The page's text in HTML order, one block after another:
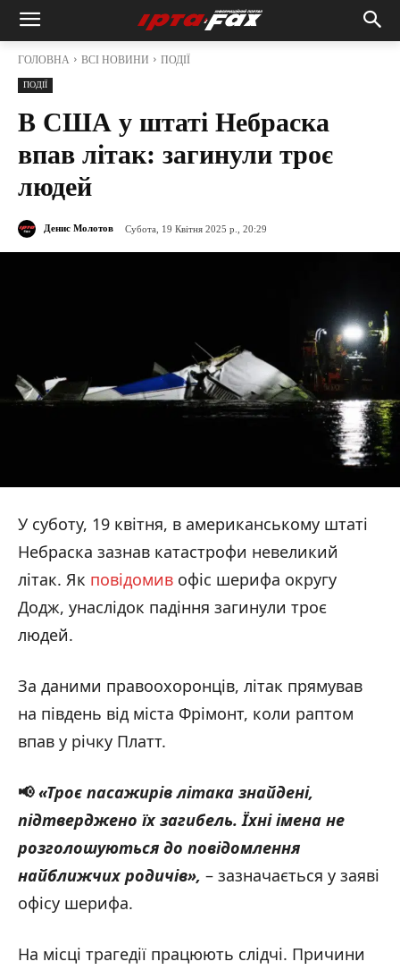
ГОЛОВНА ВСІ НОВИНИ ПОДІЇ
ПОДІЇ
В США у штаті Небраска
впав літак: загинули троє
людей
Денис Молотов Субота, 19 Квітня 2025 р., 20:29
У суботу, 19 квітня, в американському штаті
Небраска зазнав катастрофи невеликий
літак. Як повідомив офіс шерифа округу
Додж, унаслідок падіння загинули троє
людей.
За даними правоохоронців, літак прямував
на південь від міста Фрімонт, коли раптом
впав у річку Платт.
📢«Троє пасажирів літака знайдені,
підтверджено їх загибель. Їхні імена не
розголошуються до повідомлення
найближчих родичів», – зазначається у заяві
офісу шерифа.
На місці трагедії працюють слідчі. Причини